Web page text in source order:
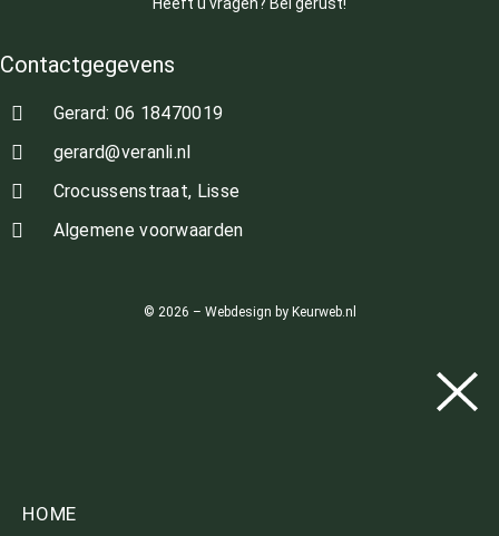
Contactgegevens
Gerard: 06 18470019
gerard@veranli.nl
Crocussenstraat, Lisse
Algemene voorwaarden
© 2026 – Webdesign by Keurweb.nl
HOME